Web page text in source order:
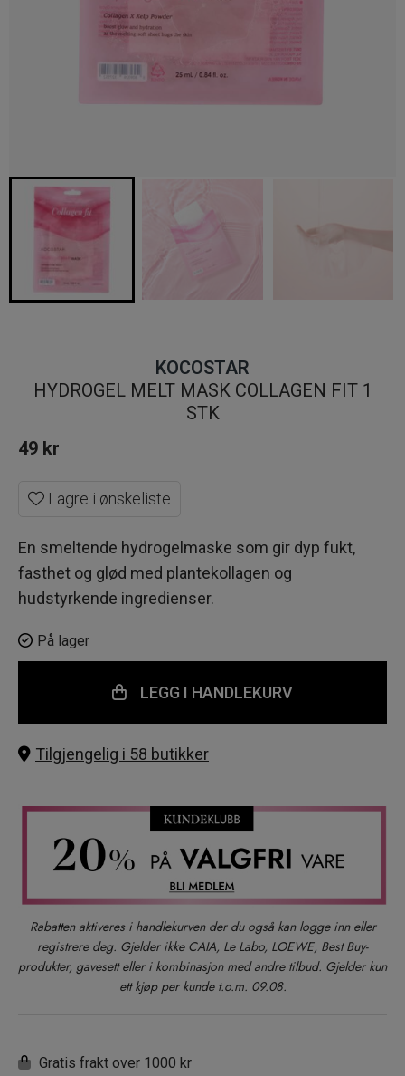
KOCOSTAR
HYDROGEL MELT MASK COLLAGEN FIT 1
STK
49 kr
Lagre i ønskeliste
En smeltende hydrogelmaske som gir dyp fukt,
fasthet og glød med plantekollagen og
hudstyrkende ingredienser.
På lager
LEGG I HANDLEKURV
Tilgjengelig i 58 butikker
Rabatten aktiveres i handlekurven der du også kan logge inn eller
registrere deg. Gjelder ikke CAIA, Le Labo, LOEWE, Best Buy-
produkter, gavesett eller i kombinasjon med andre tilbud. Gjelder kun
ett kjøp per kunde t.o.m. 09.08.
Gratis frakt over 1000 kr